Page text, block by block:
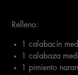
Relleno:
1 calabacín
1 calabaza
1 pimiento